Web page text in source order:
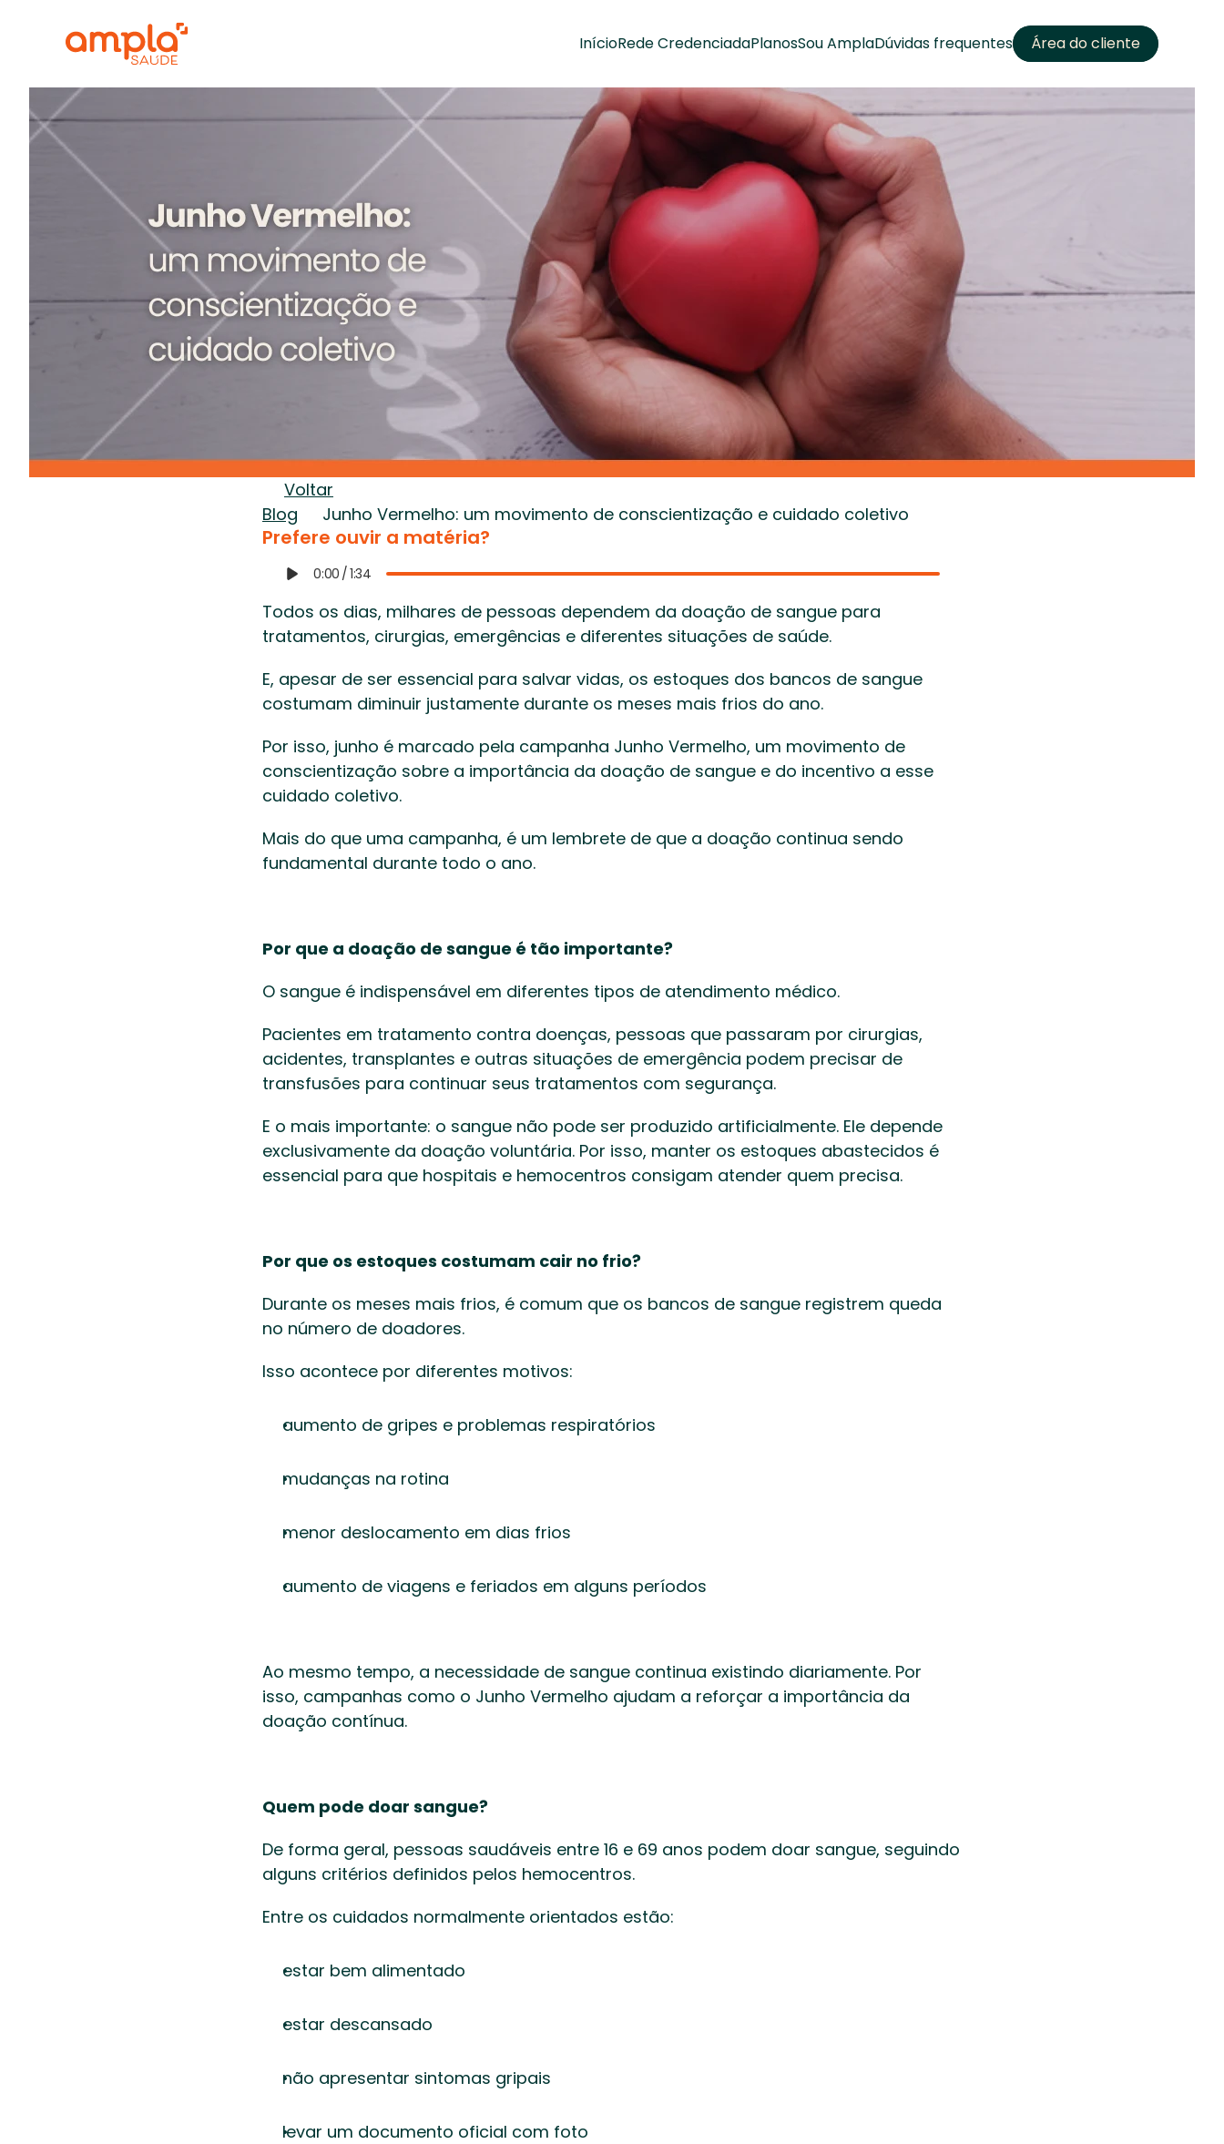
InícioRede CredenciadaPlanosSou AmplaDúvidas frequentes Área do cliente
Voltar
Blog
Junho Vermelho: um movimento de conscientização e cuidado coletivo
Prefere ouvir a matéria?
0:00 /1:34
Todos os dias, milhares de pessoas dependem da doação de sangue para
tratamentos, cirurgias, emergências e diferentes situações de saúde.
E, apesar de ser essencial para salvar vidas, os estoques dos bancos de sangue
costumam diminuir justamente durante os meses mais frios do ano.
Por isso, junho é marcado pela campanha Junho Vermelho, um movimento de
conscientização sobre a importância da doação de sangue e do incentivo a esse
cuidado coletivo.
Mais do que uma campanha, é um lembrete de que a doação continua sendo
fundamental durante todo o ano.
Por que a doação de sangue é tão importante?
O sangue é indispensável em diferentes tipos de atendimento médico.
Pacientes em tratamento contra doenças, pessoas que passaram por cirurgias,
acidentes, transplantes e outras situações de emergência podem precisar de
transfusões para continuar seus tratamentos com segurança.
E o mais importante: o sangue não pode ser produzido artificialmente. Ele depende
exclusivamente da doação voluntária. Por isso, manter os estoques abastecidos é
essencial para que hospitais e hemocentros consigam atender quem precisa.
Por que os estoques costumam cair no frio?
Durante os meses mais frios, é comum que os bancos de sangue registrem queda
no número de doadores.
Isso acontece por diferentes motivos:
aumento de gripes e problemas respiratórios
mudanças na rotina
menor deslocamento em dias frios
aumento de viagens e feriados em alguns períodos
Ao mesmo tempo, a necessidade de sangue continua existindo diariamente. Por
isso, campanhas como o Junho Vermelho ajudam a reforçar a importância da
doação contínua.
Quem pode doar sangue?
De forma geral, pessoas saudáveis entre 16 e 69 anos podem doar sangue, seguindo
alguns critérios definidos pelos hemocentros.
Entre os cuidados normalmente orientados estão:
estar bem alimentado
estar descansado
não apresentar sintomas gripais
levar um documento oficial com foto